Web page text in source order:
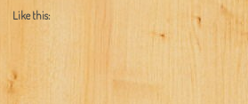
Like this: